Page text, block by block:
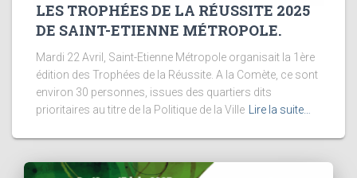
LES TROPHÉES DE LA RÉUSSITE 2025
DE SAINT-ETIENNE MÉTROPOLE.
Mardi 22 Avril, Saint-Etienne Métropole organisait la 1ère
édition des Trophées de la Réussite. A la Comète, ce sont
environ 30 personnes, issues des quartiers dits
prioritaires au titre de la Politique de la Ville Lire la suite…